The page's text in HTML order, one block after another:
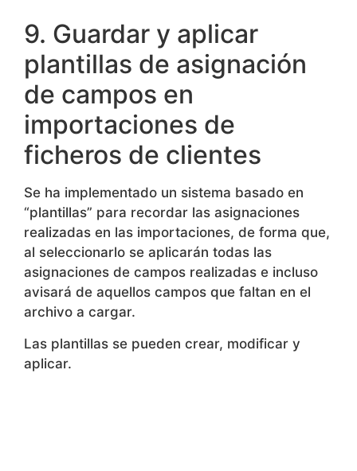
9. Guardar y aplicar
plantillas de asignación
de campos en
importaciones de
ficheros de clientes
“plantillas” para recordar las asignaciones
realizadas en las importaciones, de forma que,
al seleccionarlo se aplicarán todas las
asignaciones de campos realizadas e incluso
avisará de aquellos campos que faltan en el
archivo a cargar.
aplicar.